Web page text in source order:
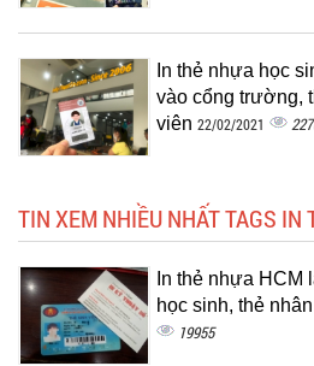
In thẻ nhựa học
vào cổng trường,
viên 22/02/2021
TIN XEM NHIỀU NHẤT TAGS IN
In thẻ nhựa HCM
học sinh, thẻ
19955